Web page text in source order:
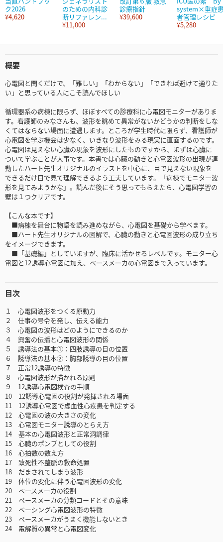
ク2026
¥4,620
のための内科診
断リファレン...
¥11,000
診療指針
¥39,600
system×重症
者管理レシピ
¥5,280
概要
心電図と聞くだけで、「難しい」「わからない」「できれば避けて通りた
い」と思っている人にこそ読んでほしい
循環器系の病棟に限らず、ほぼすべての診療科に心電図モニターがありま
す。看護師のみなさんも、波形を眺めて異常がないかどうかの判断をしな
くてはならない場面に遭遇します。ところが学生時代に限らず、看護師が
心電図を学ぶ機会は少なく、いきなり波形をみる現実に直面するのです。
心電図は見えない心臓の現象を波形にしたものですから、まずは心臓に
ついて学ぶことが大事です。本書では心臓の動きと心電図波形の出現が連
動したハート先生オリジナルのイラストを中心に、目で見えない現象を
できるだけ目で見て理解できるよう工夫しています。「病棟でモニター波
形を見てみようかな」。読んだ後にそう思ってもらえたら、心電図学習の
壁は１つクリアです。
【こんな本です】
■病棟を舞台に物語を読み進めながら、心電図を基礎から学べます。
■ハート先生オリジナルの図解で、心臓の動きと心電図波形の成り立ち
をイメージできます。
■「基礎編」としていますが、臨床に活かせるレベルです。モニター心
電図と12誘導心電図に加え、ペースメーカの心電図まで入っています。
目次
１ 心電図波形をつくる原動力
２ 仕事の号令を発し、伝える能力
３ 心電図の波形はどのようにできるのか
４ 興奮の伝播と心電図波形の関係
５ 誘導法の基本①：四肢誘導の目の位置
６ 誘導法の基本②：胸部誘導の目の位置
７ 正常12誘導の特徴
８ 心電図波形が描かれる原則
９ 12誘導心電図検査の手順
10 12誘導心電図の役割が発揮される場面
11 12誘導心電図で虚血性心疾患を判定する
12 心電図の波の大きさの変化
13 心電図モニター誘導のとらえ方
14 基本の心電図波形と正常洞調律
15 心臓のポンプとしての役割
16 心拍数の数え方
17 致死性不整脈の救命処置
18 だまされてしまう波形
19 体位の変化に伴う心電図波形の変化
20 ペースメーカの役割
21 ペースメーカの分類コードとその意味
22 ペーシング心電図波形の特徴
23 ペースメーカがうまく機能しないとき
24 電解質の異常と心電図変化